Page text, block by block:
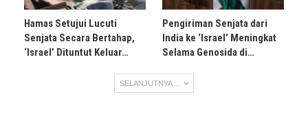
Hamas Setujui Lucuti
Senjata Secara Bertahap,
‘Israel’ Dituntut Keluar…
Pengiriman Senjata dari
India ke ‘Israel’ Meningkat
Selama Genosida di…
SELANJUTNYA ...